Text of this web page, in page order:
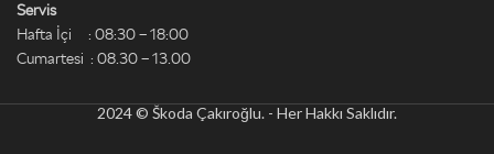
Servis
Hafta İçi : 08:30 – 18:00
Cumartesi : 08.30 – 13.00
2024 © Škoda Çakıroğlu. - Her Hakkı Saklıdır.